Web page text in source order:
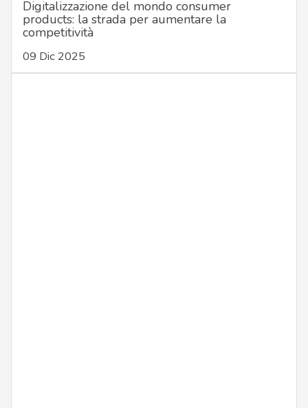
Digitalizzazione del mondo consumer
products: la strada per aumentare la
competitività
09 Dic 2025